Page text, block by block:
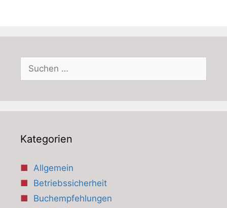
Suchen
nach:
Kategorien
Allgemein
Betriebssicherheit
Buchempfehlungen